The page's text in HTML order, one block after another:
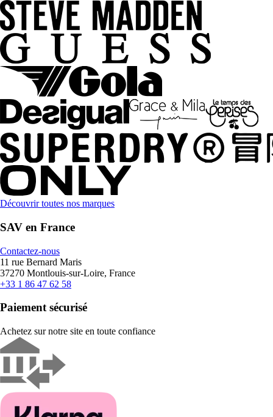
Découvrir toutes nos marques
SAV en France
Contactez-nous
11 rue Bernard Maris
37270 Montlouis-sur-Loire, France
+33 1 86 47 62 58
Paiement sécurisé
Achetez sur notre site en toute confiance